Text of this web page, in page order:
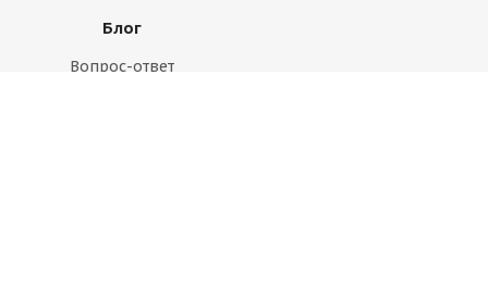
Блог
Вопрос-ответ